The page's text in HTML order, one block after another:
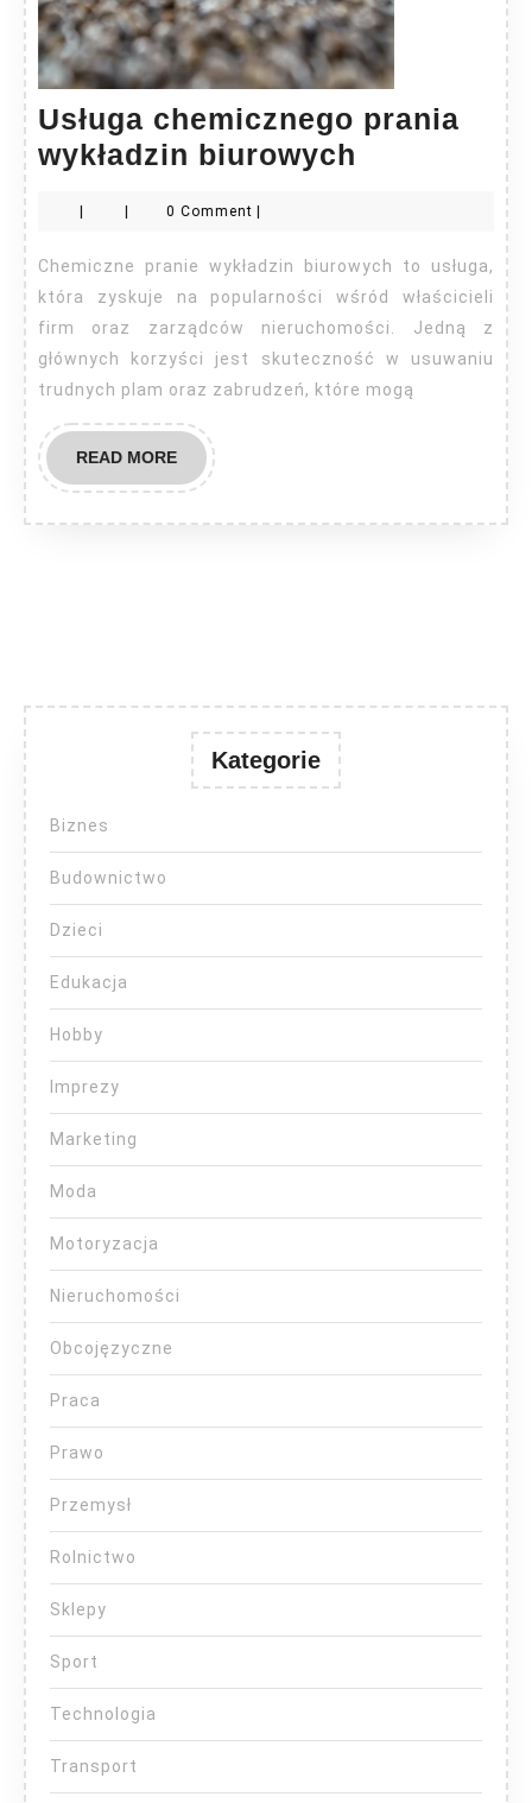
Usługa chemicznego prania
wykładzin biurowych
wykładzin
biurowych
0 Comment
Chemiczne pranie wykładzin biurowych to usługa,
która zyskuje na popularności wśród właścicieli
firm oraz zarządców nieruchomości. Jedną z
głównych korzyści jest skuteczność w usuwaniu
trudnych plam oraz zabrudzeń, które mogą
READ MOREREAD
MORE
Kategorie
Biznes
Budownictwo
Dzieci
Edukacja
Hobby
Imprezy
Marketing
Moda
Motoryzacja
Nieruchomości
Obcojęzyczne
Praca
Prawo
Przemysł
Rolnictwo
Sklepy
Sport
Technologia
Transport